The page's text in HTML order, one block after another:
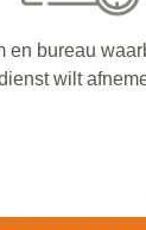
en bureau
wilt